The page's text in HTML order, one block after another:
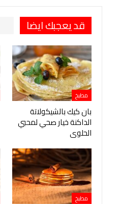
قد يعجبك ايضا
مطبخ
بان كيك بالشيكولاتة
الداكنة خيار صحي لمحبي
الحلوى
مطبخ